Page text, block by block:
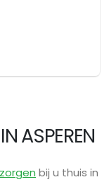
ASPEREN
bij u thuis in